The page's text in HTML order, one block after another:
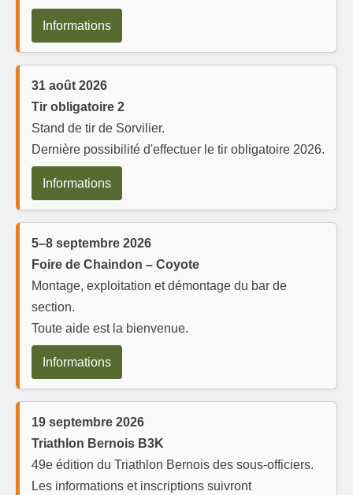
Informations
31 août 2026
Tir obligatoire 2
Stand de tir de Sorvilier.
Dernière possibilité d'effectuer le tir obligatoire 2026.
Informations
5–8 septembre 2026
Foire de Chaindon – Coyote
Montage, exploitation et démontage du bar de
section.
Toute aide est la bienvenue.
Informations
19 septembre 2026
Triathlon Bernois B3K
49e édition du Triathlon Bernois des sous-officiers.
Les informations et inscriptions suivront